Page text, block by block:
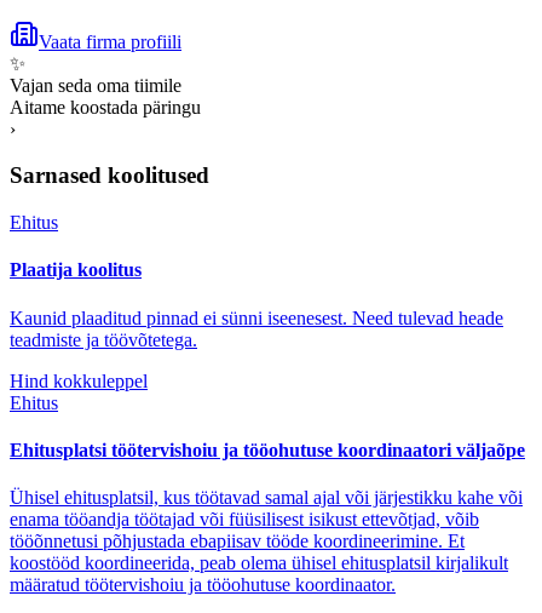
Vaata firma profiili
✨
Vajan seda oma tiimile
Aitame koostada päringu
›
Sarnased koolitused
Ehitus
Plaatija koolitus
Kaunid plaaditud pinnad ei sünni iseenesest. Need tulevad heade
teadmiste ja töövõtetega.
Hind kokkuleppel
Ehitus
Ehitusplatsi töötervishoiu ja tööohutuse koordinaatori väljaõpe
Ühisel ehitusplatsil, kus töötavad samal ajal või järjestikku kahe või
enama tööandja töötajad või füüsilisest isikust ettevõtjad, võib
tööõnnetusi põhjustada ebapiisav tööde koordineerimine. Et
koostööd koordineerida, peab olema ühisel ehitusplatsil kirjalikult
määratud töötervishoiu ja tööohutuse koordinaator.